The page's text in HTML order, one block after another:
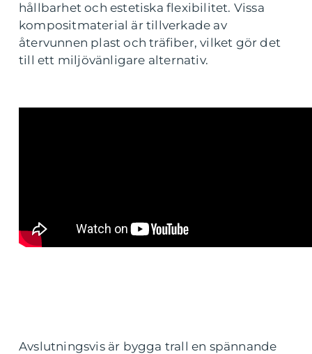
hållbarhet och estetiska flexibilitet. Vissa
kompositmaterial är tillverkade av
återvunnen plast och träfiber, vilket gör det
till ett miljövänligare alternativ.
Avslutningsvis är bygga trall en spännande